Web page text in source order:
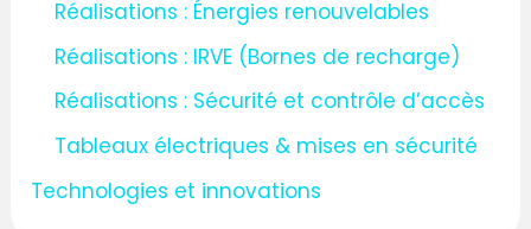
Réalisations : Énergies renouvelables
Réalisations : IRVE (Bornes de recharge)
Réalisations : Sécurité et contrôle d’accès
Tableaux électriques & mises en sécurité
Technologies et innovations